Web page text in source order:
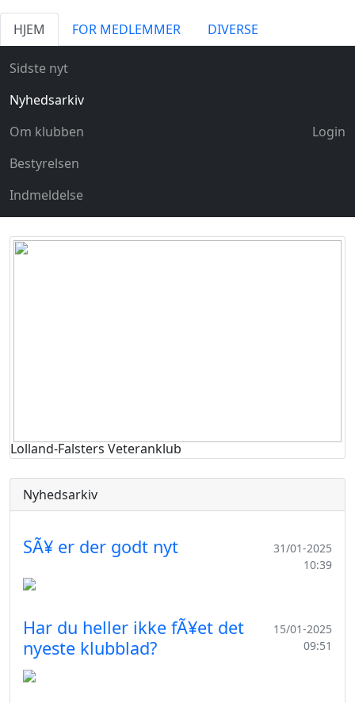
HJEM FOR MEDLEMMER DIVERSE
Sidste nyt
Nyhedsarkiv
Om klubben
Bestyrelsen
Indmeldelse
Login
Lolland-Falsters Veteranklub
Nyhedsarkiv
SÃ¥ er der godt nyt
31/01-2025
10:39
Har du heller ikke fÃ¥et det
nyeste klubblad?
15/01-2025
09:51